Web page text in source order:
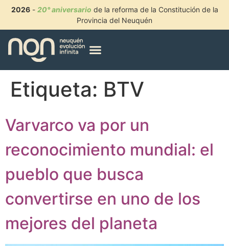
2026- 20° aniversario de la reforma de la Constitución de la
Provincia del Neuquén
Etiqueta: BTV
Varvarco va por un
reconocimiento mundial: el
pueblo que busca
convertirse en uno de los
mejores del planeta